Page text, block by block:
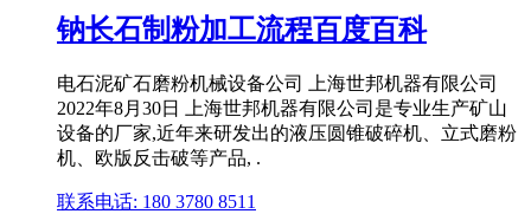
钠长石制粉加工流程百度百科
电石泥矿石磨粉机械设备公司 上海世邦机器有限公司
2022年8月30日 上海世邦机器有限公司是专业生产矿山
设备的厂家,近年来研发出的液压圆锥破碎机、立式磨粉
机、欧版反击破等产品, .
联系电话: 180 3780 8511